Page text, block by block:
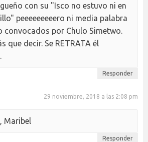
con su "Isco no estuvo ni en
peeeeeeeeero ni media palabra
convocados por Chulo Simetwo.
que decir. Se RETRATA él
Responder
29 noviembre, 2018 a las 2:08 pm
Maribel
Responder